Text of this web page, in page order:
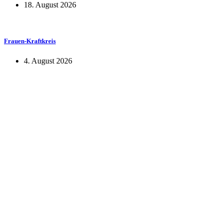
18. August 2026
Frauen-Kraftkreis
4. August 2026